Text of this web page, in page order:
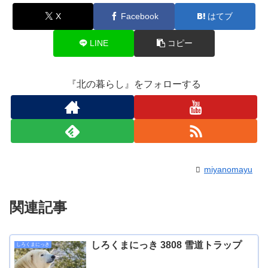
X Facebook はてブ
LINE コピー
『北の暮らし』をフォローする
miyanomayu
関連記事
しろくまにっき しろくまにっき 3808 雪道トラップ